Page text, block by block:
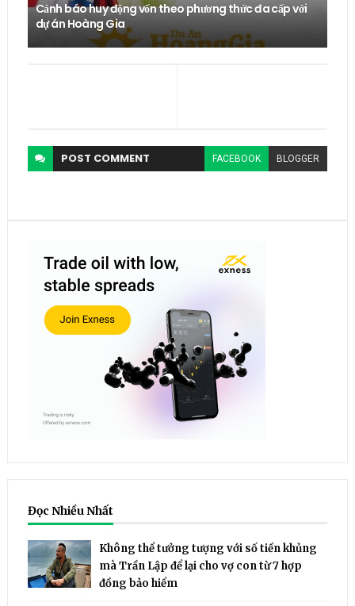
Cảnh báo huy động vốn theo phương thức đa cấp với
dự án Hoàng Gia
POST COMMENT FACEBOOK BLOGGER
Đọc Nhiều Nhất
Không thể tưởng tượng với số tiền khủng
mà Trần Lập để lại cho vợ con từ 7 hợp
đồng bảo hiểm